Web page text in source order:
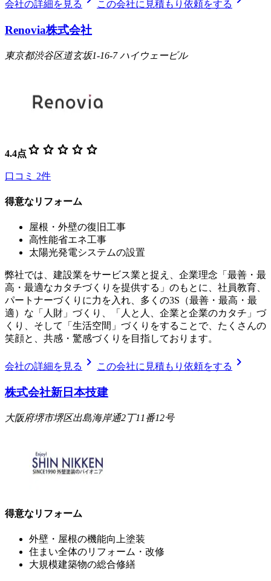
会社の詳細を見る この会社に見積もり依頼をする
Renovia株式会社
東京都渋谷区道玄坂1-16-7 ハイウェービル
4.4点 star star star star star
口コミ 2件
得意なリフォーム
屋根・外壁の復旧工事
高性能省エネ工事
太陽光発電システムの設置
弊社では、建設業をサービス業と捉え、企業理念「最善・最
高・最適なカタチづくりを提供する」のもとに、社員教育、
パートナーづくりに力を入れ、多くの3S（最善・最高・最
適）な「人財」づくり、「人と人、企業と企業のカタチ」づ
くり、そして「生活空間」づくりをすることで、たくさんの
笑顔と、共感・驚感づくりを目指しております。
会社の詳細を見る chevron_right この会社に見積もり依頼をする chevron_right
株式会社新日本技建
大阪府堺市堺区出島海岸通2丁11番12号
得意なリフォーム
外壁・屋根の機能向上塗装
住まい全体のリフォーム・改修
大規模建築物の総合修繕